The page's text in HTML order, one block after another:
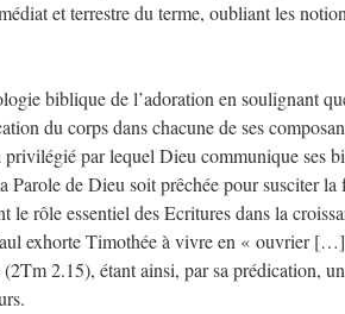
et terrestre du terme, oubliant les
biblique de l’adoration en soulignant
du corps dans chacune de ses
privilégié par lequel Dieu communique ses
Parole de Dieu soit prêchée pour susciter
le rôle essentiel des Ecritures dans la
exhorte Timothée à vivre en « ouvrier
2.15), étant ainsi, par sa prédication,